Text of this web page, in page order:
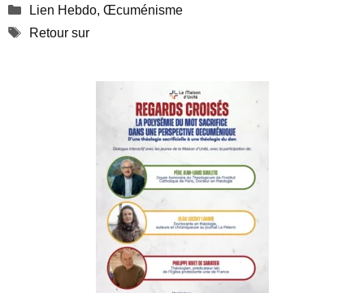
Catégories
Lien Hebdo, Œcuménisme
Étiquettes
Retour sur